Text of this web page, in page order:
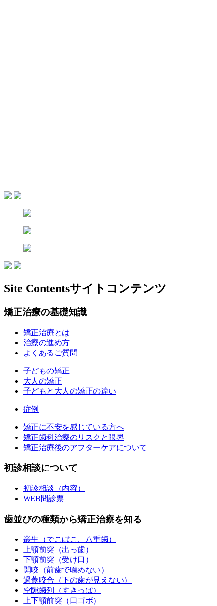
Site Contentsサイトコンテンツ
矯正治療の基礎知識
矯正治療とは
治療の進め方
よくあるご質問
子どもの矯正
大人の矯正
子どもと大人の矯正の違い
症例
矯正に不安を感じている方へ
矯正歯科治療のリスクと限界
矯正治療後のアフターケアについて
初診相談について
初診相談（内容）
WEB問診票
歯並びの種類から矯正治療を知る
叢生（でこぼこ、八重歯）
上顎前突（出っ歯）
下顎前突（受け口）
開咬（前歯で噛めない）
過蓋咬合（下の歯が見えない）
空隙歯列（すきっぱ）
上下顎前突（口ゴボ）